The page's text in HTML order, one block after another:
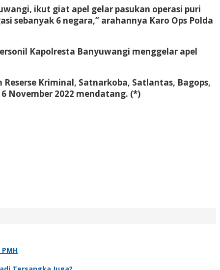
ikut giat apel gelar pasukan operasi puri
sebanyak 6 negara,” arahannya Karo Ops Polda
Kapolresta Banyuwangi menggelar apel
Kriminal, Satnarkoba, Satlantas, Bagops,
November 2022 mendatang. (*)